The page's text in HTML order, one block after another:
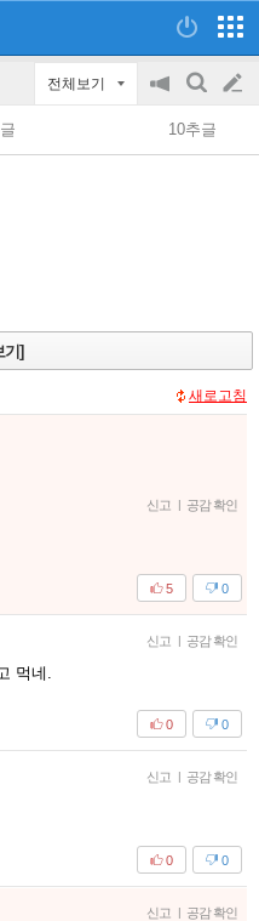
전체보기
공
지
on/off
검
색
글
쓰
10추글
기]
새로고침
신고 | 공감 확인
0
5
신고 | 공감 확인
먹네.
0
0
신고 | 공감 확인
0
0
신고 | 공감 확인